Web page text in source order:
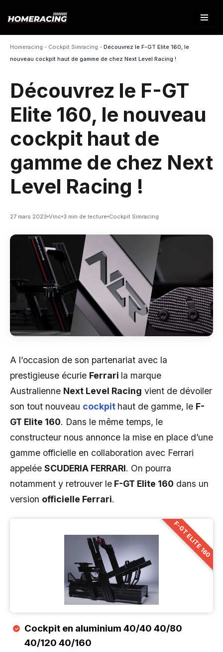
contenu
Homeracing - Cockpit Simracing - Découvrez le F-GT Elite 160, le
nouveau cockpit haut de gamme de chez Next Level Racing !
Découvrez le F-GT
Elite 160, le nouveau
cockpit haut de
gamme de chez Next
Level Racing !
27 mars 2023 Vinc 3 min de lecture Cockpit Simracing
A l’occasion de son partenariat avec la
prestigieuse écurie Ferrari la marque
Australienne Next Level Racing vient de dévoiler
son tout nouveau cockpit haut de gamme, le F-
GT Elite 160. Dans le même temps, le
constructeur nous annonce la mise en place d’une
gamme officielle en collaboration avec Ferrari
appelée SCUDERIA FERRARI. On pourra
notamment y retrouver le F-GT Elite 160 dans un
version officielle Ferrari.
F-GT ELITE 160
Cockpit en aluminium 40/40 40/80
40/120 40/160